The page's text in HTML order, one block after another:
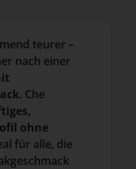
teurer –
nach einer
. Che
ohne
für alle, die